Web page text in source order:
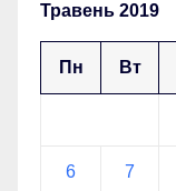
Травень 2019
Пн Вт
6 7